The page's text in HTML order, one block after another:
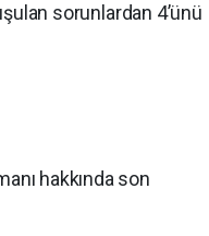
sorunlardan 4’ünü
hakkında son